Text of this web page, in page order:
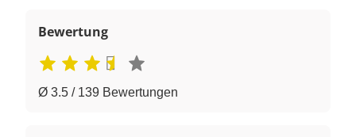
Bewertung
Ø 3.5 / 139 Bewertungen